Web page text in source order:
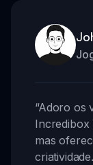
“Adoro os
Incredibox
mas
criatividade.